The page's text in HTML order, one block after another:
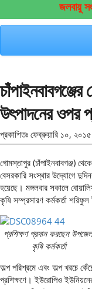
জলবায়ু
উৎপাদনের ওপর
প্রকাশিতঃ ফেব্রুয়ারি ১০, ২০১৫
গোমস্তাপুর (চাঁপাইনবাবগঞ্জ)
বেসরকারি সংস্থার উদ্যোগে
হয়েছে। মঙ্গলবার সকালে
কৃষি সম্প্রসারণ কর্মকর্তা
প্রশিক্ষণ প্রদান করছেন
কৃষি কর্মকর্তা
অল্প পরিশ্রমে এবং অল্প খরচে
প্রশিক্ষণে। ইউরোপিও